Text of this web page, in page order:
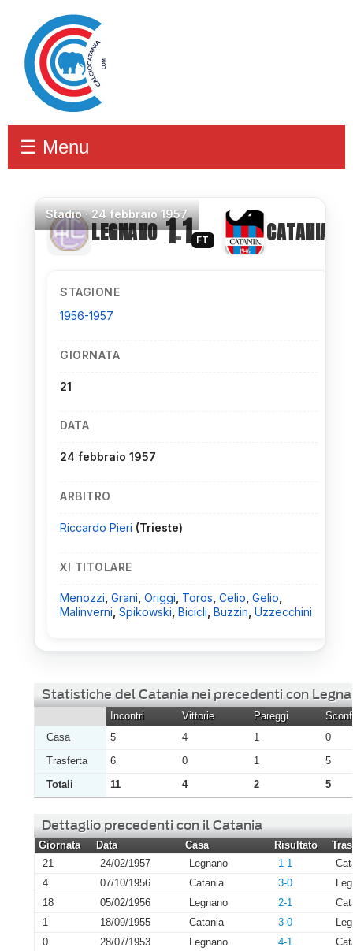
☰ Menu
Stadio·24 febbraio 1957
LEGNANO 1–1 FT CATANIA
STAGIONE
1956-1957
GIORNATA
21
DATA
24 febbraio 1957
ARBITRO
Riccardo Pieri (Trieste)
XI TITOLARE
Menozzi Grani Origgi Toros Celio Gelio
Malinverni Spikowski Bicicli Buzzin Uzzecchini
Statistiche del Catania nei precedenti con
Incontri Vittorie Pareggi
Casa
5 4 1
0
Trasferta
6 0 1
5
Totali
11 4 2 5
Dettaglio precedenti con il Catania
Giornata Data Casa Risultato
21
24/02/1957 Legnano 1-1
4
07/10/1956 Catania 3-0
18
05/02/1956 Legnano 2-1
1
18/09/1955 Catania 3-0
0
28/07/1953 Legnano 4-1